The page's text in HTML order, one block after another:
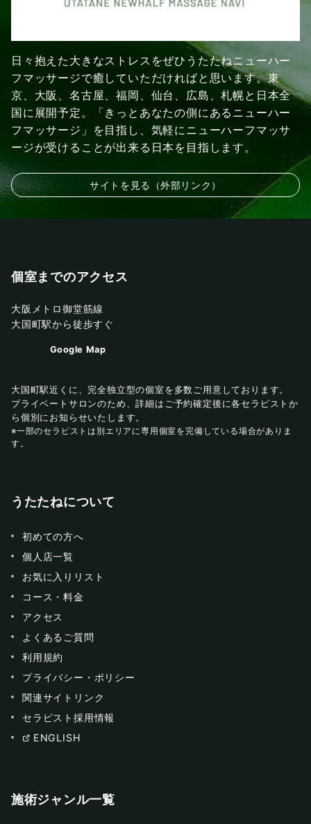
日々抱えた大きなストレスをぜひうたたねニューハー
フマッサージで癒していただければと思います。東
京、大阪、名古屋、福岡、仙台、広島、札幌と日本全
国に展開予定。「きっとあなたの側にあるニューハー
フマッサージ」を目指し、気軽にニューハーフマッサ
ージが受けることが出来る日本を目指します。
サイトを見る（外部リンク）
個室までのアクセス
大阪メトロ御堂筋線
大国町駅から徒歩すぐ
Google Map
大国町駅近くに、完全独立型の個室を多数ご用意しております。
プライベートサロンのため、詳細はご予約確定後に各セラピストか
ら個別にお知らせいたします。
※一部のセラピストは別エリアに専用個室を完備している場合がありま
す。
うたたねについて
初めての方へ
個人店一覧
お気に入りリスト
コース・料金
アクセス
よくあるご質問
利用規約
プライバシー・ポリシー
関連サイトリンク
セラピスト採用情報
ENGLISH
施術ジャンル一覧